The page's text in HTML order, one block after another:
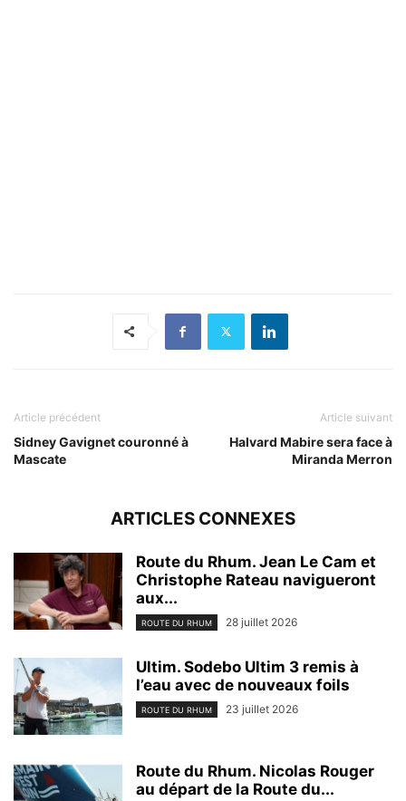
Article précédent
Sidney Gavignet couronné à
Mascate
Article suivant
Halvard Mabire sera face à
Miranda Merron
ARTICLES CONNEXES
Route du Rhum. Jean Le Cam et
Christophe Rateau navigueront
aux...
ROUTE DU RHUM 28 juillet 2026
Ultim. Sodebo Ultim 3 remis à
l’eau avec de nouveaux foils
ROUTE DU RHUM 23 juillet 2026
Route du Rhum. Nicolas Rouger
au départ de la Route du...